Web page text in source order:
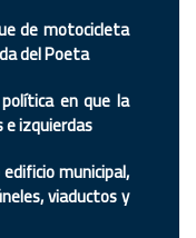
de motocicleta
del Poeta
en que la
e izquierdas
municipal,
viaductos y